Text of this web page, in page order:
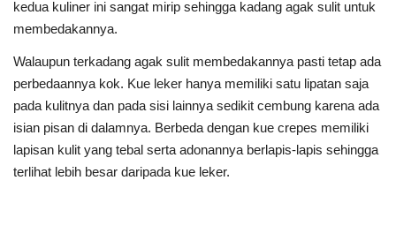
kedua kuliner ini sangat mirip sehingga kadang agak sulit untuk
membedakannya.
Walaupun terkadang agak sulit membedakannya pasti tetap ada
perbedaannya kok. Kue leker hanya memiliki satu lipatan saja
pada kulitnya dan pada sisi lainnya sedikit cembung karena ada
isian pisan di dalamnya. Berbeda dengan kue crepes memiliki
lapisan kulit yang tebal serta adonannya berlapis-lapis sehingga
terlihat lebih besar daripada kue leker.